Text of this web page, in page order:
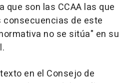
que son las CCAA las que
de este
no se sitúa" en su
en el Consejo de